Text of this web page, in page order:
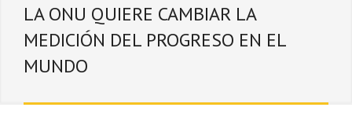
LA ONU QUIERE CAMBIAR LA
MEDICIÓN DEL PROGRESO EN EL
MUNDO